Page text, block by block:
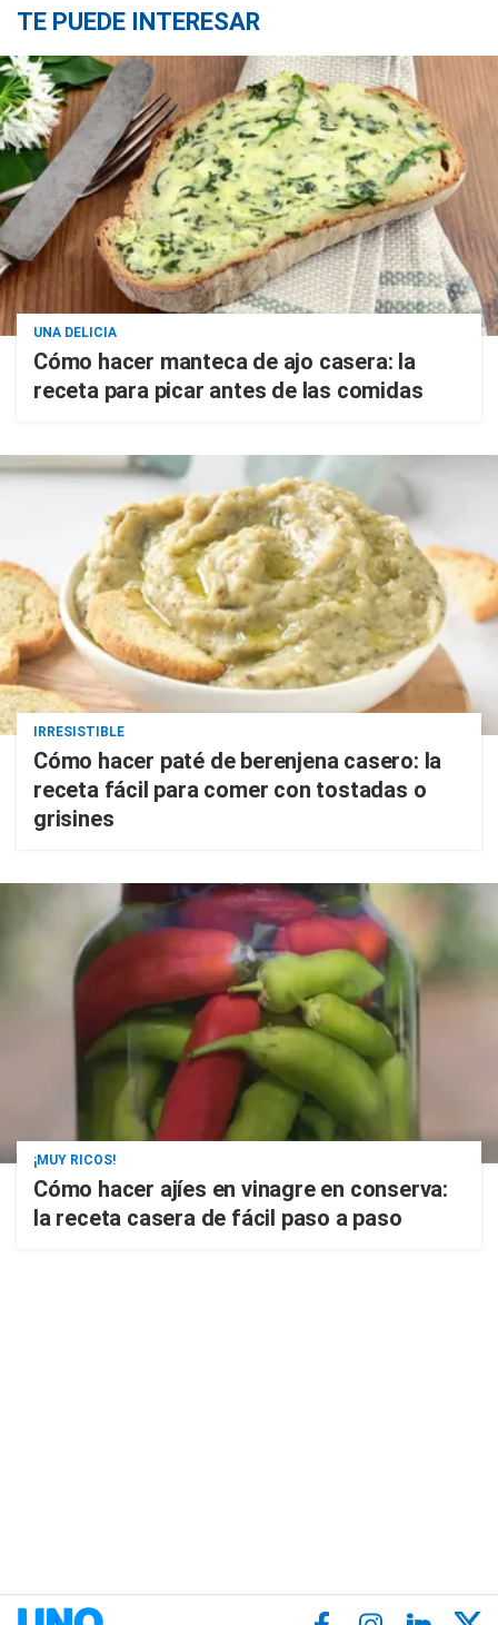
TE PUEDE INTERESAR
UNA DELICIA
Cómo hacer manteca de ajo casera: la
receta para picar antes de las comidas
IRRESISTIBLE
Cómo hacer paté de berenjena casero: la
receta fácil para comer con tostadas o
grisines
¡MUY RICOS!
Cómo hacer ajíes en vinagre en conserva:
la receta casera de fácil paso a paso